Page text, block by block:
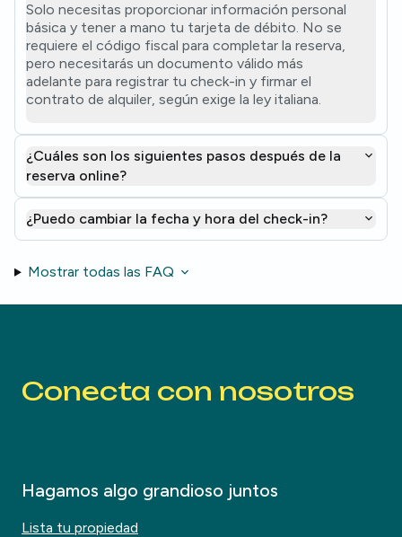
Solo necesitas proporcionar información personal
básica y tener a mano tu tarjeta de débito. No se
requiere el código fiscal para completar la reserva,
pero necesitarás un documento válido más
adelante para registrar tu check-in y firmar el
contrato de alquiler, según exige la ley italiana.
¿Cuáles son los siguientes pasos después de la
reserva online?
¿Puedo cambiar la fecha y hora del check-in?
Mostrar todas las FAQ
Conecta con nosotros
Hagamos algo grandioso juntos
Lista tu propiedad